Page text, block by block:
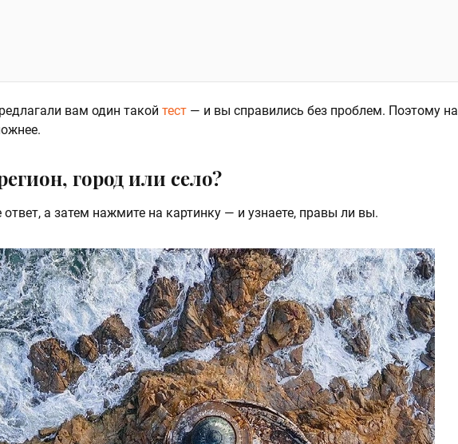
вам один такой тест — и вы справились без проблем. Поэтому на
город или село?
ответ, а затем нажмите на картинку — и узнаете, правы ли вы.